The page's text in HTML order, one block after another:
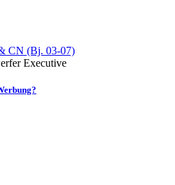
CN (Bj. 03-07)
Executive